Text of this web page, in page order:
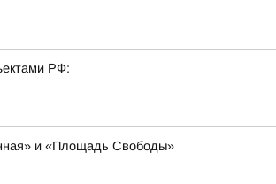
РФ:
и «Площадь Свободы»